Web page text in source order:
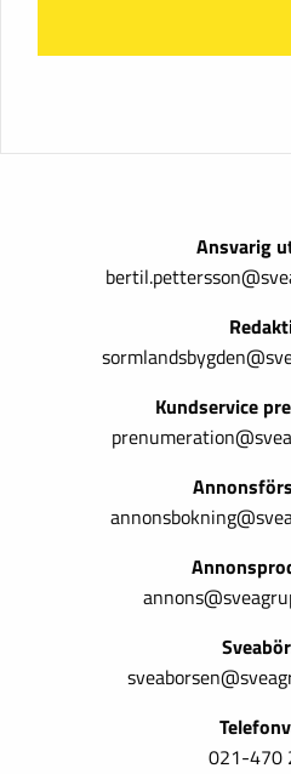
Ansvarig
Kundservice
021-470